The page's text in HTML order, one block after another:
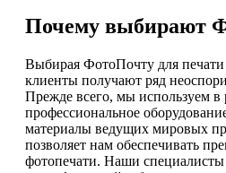
Почему выбирают
Выбирая ФотоПочту для печати
клиенты получают ряд
Прежде всего, мы используем в
профессиональное
материалы ведущих мировых
позволяет нам обеспечивать
фотопечати. Наши